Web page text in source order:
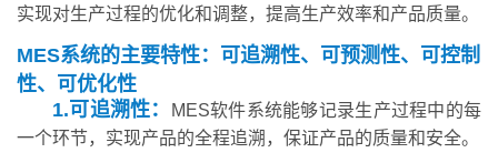
实现对生产过程的优化和调整，提高生产效率和产品质量。
MES系统的主要特性：可追溯性、可预测性、可控制
性、可优化性
1.可追溯性：
MES软件系统能够记录生产过程中的每
一个环节，实现产品的全程追溯，保证产品的质量和安全。